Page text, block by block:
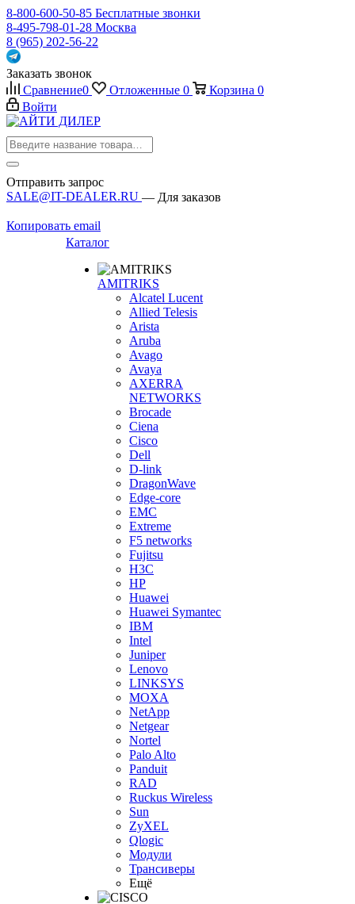
8-800-600-50-85 Бесплатные звонки
8-495-798-01-28 Москва
8 (965) 202-56-22
Заказать звонок
Сравнение0 Отложенные 0 Корзина 0
Войти
Отправить запрос
SALE@IT-DEALER.RU — Для заказов
Копировать email
Каталог
AMITRIKS
Alcatel Lucent
Allied Telesis
Arista
Aruba
Avago
Avaya
AXERRA
NETWORKS
Brocade
Ciena
Cisco
Dell
D-link
DragonWave
Edge-core
EMC
Extreme
F5 networks
Fujitsu
H3С
HP
Huawei
Huawei Symantec
IBM
Intel
Juniper
Lenovo
LINKSYS
MOXA
NetApp
Netgear
Nortel
Palo Alto
Panduit
RAD
Ruckus Wireless
Sun
ZyXEL
Qlogic
Модули
Трансиверы
Ещё